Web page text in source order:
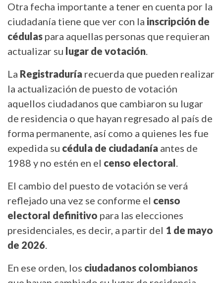
Otra fecha importante a tener en cuenta por la
ciudadanía tiene que ver con la inscripción de
cédulas para aquellas personas que requieran
actualizar su lugar de votación.
La Registraduría recuerda que pueden realizar
la actualización de puesto de votación
aquellos ciudadanos que cambiaron su lugar
de residencia o que hayan regresado al país de
forma permanente, así como a quienes les fue
expedida su cédula de ciudadanía antes de
1988 y no estén en el censo electoral.
El cambio del puesto de votación se verá
reflejado una vez se conforme el censo
electoral definitivo para las elecciones
presidenciales, es decir, a partir del 1 de mayo
de 2026.
En ese orden, los ciudadanos colombianos